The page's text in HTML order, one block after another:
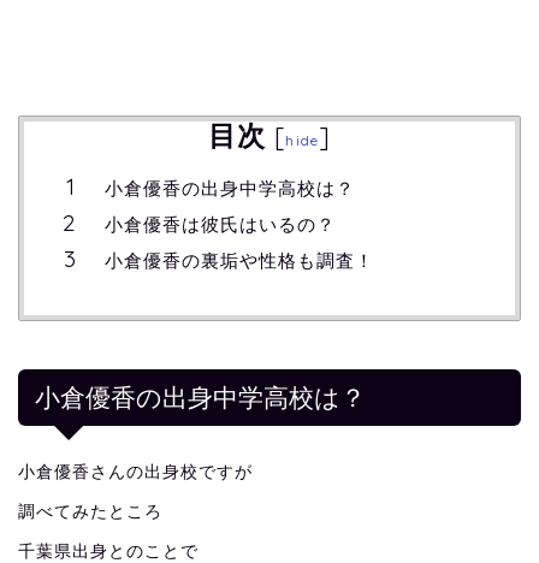
目次 [hide]
小倉優香の出身中学高校は？
小倉優香は彼氏はいるの？
小倉優香の裏垢や性格も調査！
小倉優香の出身中学高校は？
小倉優香さんの出身校ですが
調べてみたところ
千葉県出身とのことで